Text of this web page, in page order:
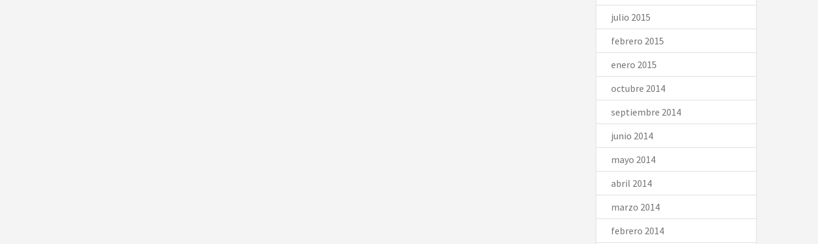
julio 2015
febrero 2015
enero 2015
octubre 2014
septiembre 2014
junio 2014
mayo 2014
abril 2014
marzo 2014
febrero 2014